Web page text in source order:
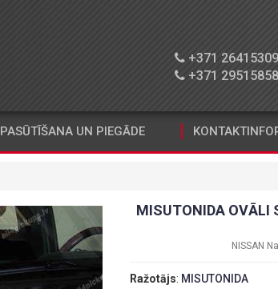
+371
+371
PASŪTĪŠANA UN PIEGĀDE
MISUTONIDA OVĀLI
NISSAN
Ražotājs: MISUTONIDA